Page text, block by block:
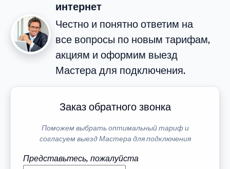
интернет
Честно и понятно ответим на
все вопросы по новым тарифам,
акциям и оформим выезд
Мастера для подключения.
Заказ обратного звонка
Поможем выбрать оптимальный тариф и
согласуем выезд Мастера для подключения
Представьтесь, пожалуйста